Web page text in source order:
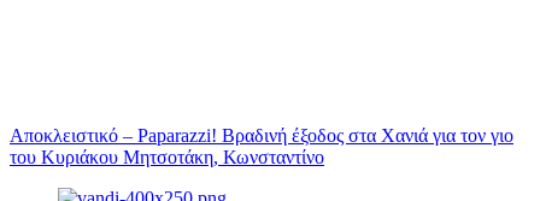
Αποκλειστικό – Paparazzi! Βραδινή έξοδος στα Χανιά για τον γιο
του Κυριάκου Μητσοτάκη, Κωνσταντίνο